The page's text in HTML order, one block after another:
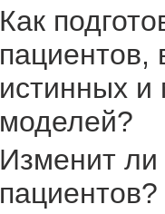
Как
пациентов,
истинных и
моделей?
Изменит
пациентов?